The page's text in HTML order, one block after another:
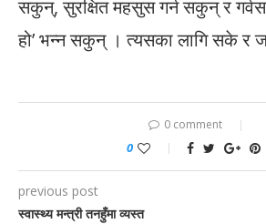
सकुन्, सुरक्षित महसुस गर्न सकुन् र
हो’ भन्न सकुन् । त्यसका लागि सके र
0 comment
0
previous post
स्वास्थ्य मन्त्री तनहुँमा व्यस्त